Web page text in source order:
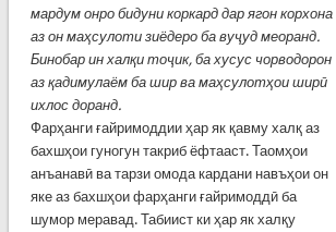
мардум онро бидуни коркард дар ягон корхона
аз он маҳсулоти зиёдеро ба вуҷуд меоранд.
Бинобар ин халқи тоҷик, ба хусус чорводорон
аз қадимулаём ба шир ва маҳсулотҳои ширӣ
ихлос доранд.
Фарҳанги ғайримоддии ҳар як қавму халқ аз
бахшҳои гуногун такриб ёфтааст. Таомҳои
анъанавӣ ва тарзи омода кардани навъҳои он
яке аз бахшҳои фарҳанги ғайримоддӣ ба
шумор меравад. Табиист ки ҳар як халқу